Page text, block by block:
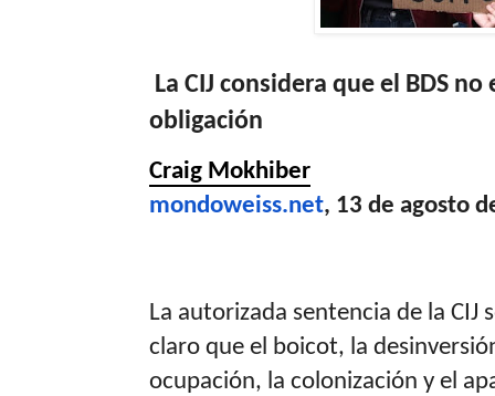
La CIJ considera que el BDS
obligación
Craig Mokhiber
mondoweiss.net, 13 de agosto
La autorizada sentencia de la CIJ
claro que el boicot, la
ocupación, la colonización y el